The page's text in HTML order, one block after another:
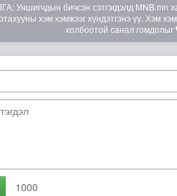
Уншигчдын бичсэн сэтгэгдэлд MNB.mn
хэм хэмжээг хүндэтгэнэ үү. Хэм
холбоотой санал гомдолыг
1000